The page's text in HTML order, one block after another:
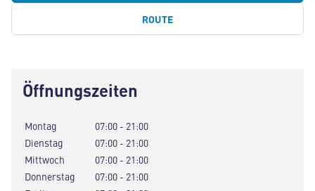
ROUTE
Öffnungszeiten
Montag
07:00 - 21:00
Dienstag
07:00 - 21:00
Mittwoch
07:00 - 21:00
Donnerstag
07:00 - 21:00